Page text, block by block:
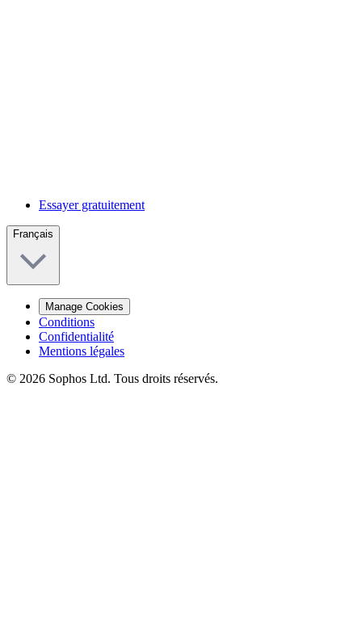
Essayer gratuitement
Français
Manage Cookies
Conditions
Confidentialité
Mentions légales
© 2026 Sophos Ltd. Tous droits réservés.